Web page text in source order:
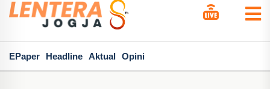
EPaper Headline Aktual Opini